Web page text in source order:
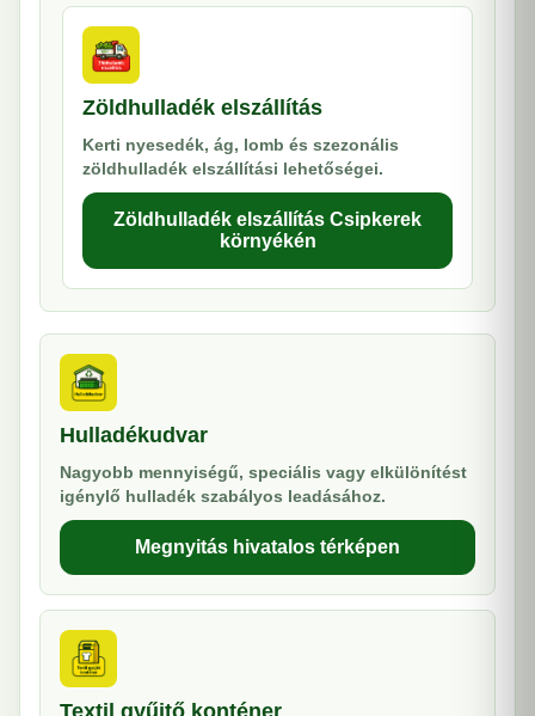
Zöldhulladék elszállítás
Kerti nyesedék, ág, lomb és szezonális
zöldhulladék elszállítási lehetőségei.
Zöldhulladék elszállítás Csipkerek
környékén
Hulladékudvar
Nagyobb mennyiségű, speciális vagy elkülönítést
igénylő hulladék szabályos leadásához.
Megnyitás hivatalos térképen
Textil gyűjtő konténer